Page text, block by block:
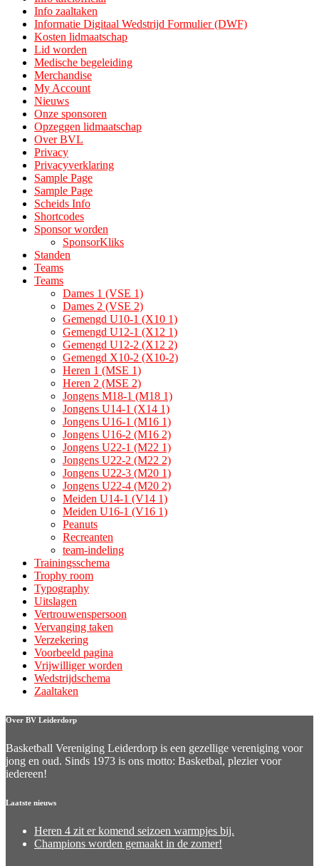
Info zaaltaken
Informatie Digitaal Wedstrijd Formulier (DWF)
Kosten lidmaatschap
Lid worden
Medische begeleiding
Merchandise
My Account
Nieuws
Onze sponsoren
Opzeggen lidmaatschap
Over BVL
Privacy
Privacyverklaring
Sample Page
Sample Page
Scheids Info
Shortcodes
Sponsor worden
SponsorKliks
Standen
Teams
Teams
Dames 1 (VSE 1)
Dames 2 (VSE 2)
Gemengd U10-1 (X10 1)
Gemengd U12-1 (X12 1)
Gemengd U12-2 (X12 2)
Gemengd X10-2 (X10-2)
Heren 1 (MSE 1)
Heren 2 (MSE 2)
Jongens M18-1 (M18 1)
Jongens U14-1 (X14 1)
Jongens U16-1 (M16 1)
Jongens U16-2 (M16 2)
Jongens U22-1 (M22 1)
Jongens U22-2 (M22 2)
Jongens U22-3 (M20 1)
Jongens U22-4 (M20 2)
Meiden U14-1 (V14 1)
Meiden U16-1 (V16 1)
Peanuts
Recreanten
team-indeling
Trainingsschema
Trophy room
Typography
Uitslagen
Vertrouwenspersoon
Vervanging taken
Verzekering
Voorbeeld pagina
Vrijwilliger worden
Wedstrijdschema
Zaaltaken
Over BV Leiderdorp
Basketball Vereniging Leiderdorp is een gezellige vereniging voor
jong en oud. Sinds 1973 is ons motto: Basketbal, plezier voor
iedereen!
Laatste nieuws
Heren 4 zit er komend seizoen warmpjes bij.
Champions worden gemaakt in de zomer!